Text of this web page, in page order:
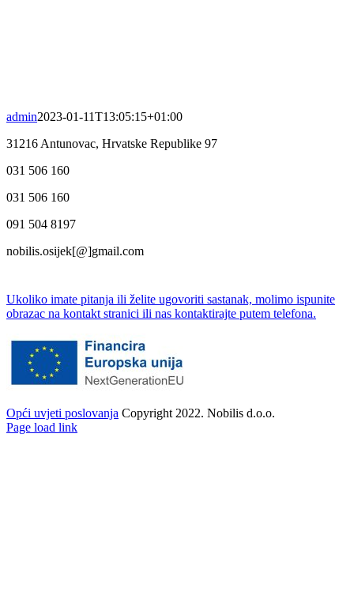
admin2023-01-11T13:05:15+01:00
31216 Antunovac, Hrvatske Republike 97
031 506 160
031 506 160
091 504 8197
nobilis.osijek[@]gmail.com
Ukoliko imate pitanja ili želite ugovoriti sastanak, molimo ispunite
obrazac na kontakt stranici ili nas kontaktirajte putem telefona.
Opći uvjeti poslovanja Copyright 2022. Nobilis d.o.o.
Facebook
Twitter
Instagram
Pinterest
Page load link